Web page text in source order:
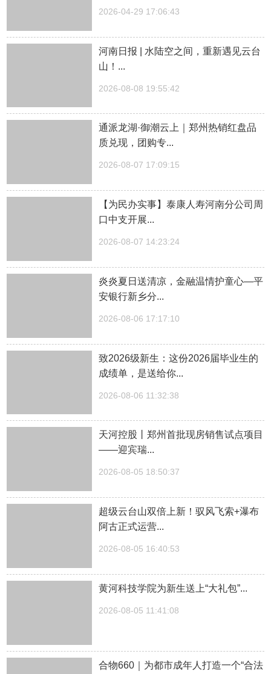
2026-04-29 17:06:43
河南日报 | 水陆空之间，重新遇见云台
山！...
2026-08-08 19:55:42
通派龙湖·御潮云上｜郑州热销红盘品
质兑现，团购专...
2026-08-07 17:09:15
【为民办实事】泰康人寿河南分公司周
口中支开展...
2026-08-07 14:23:24
炎炎夏日送清凉，金融温情护童心—平
安银行新乡分...
2026-08-06 17:17:10
致2026级新生：这份2026届毕业生的
成绩单，是送给你...
2026-08-06 11:32:38
天河控股丨郑州首批现房销售试点项目
——迎宾瑞...
2026-08-05 18:50:37
超级云台山双倍上新！驭风飞索+瀑布
阿古正式运营...
2026-08-05 16:40:53
黄河科技学院为新生送上“大礼包”...
2026-08-05 11:41:08
合物660｜为都市成年人打造一个“合法